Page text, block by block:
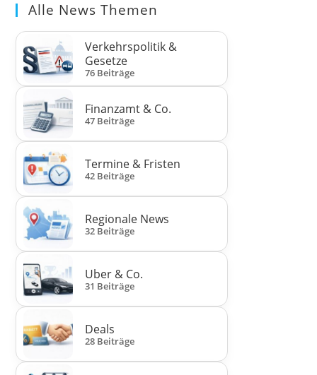
Alle News Themen
Verkehrspolitik &
Gesetze
76 Beiträge
Finanzamt & Co.
47 Beiträge
Termine & Fristen
42 Beiträge
Regionale News
32 Beiträge
Uber & Co.
31 Beiträge
Deals
28 Beiträge